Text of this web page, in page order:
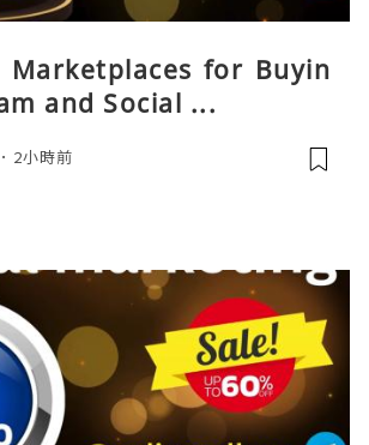
Marketplaces for Buyin
and Social ...
2小時前